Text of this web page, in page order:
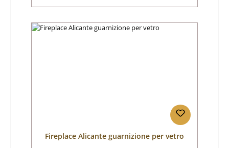
Fireplace Alicante guarnizione per vetro